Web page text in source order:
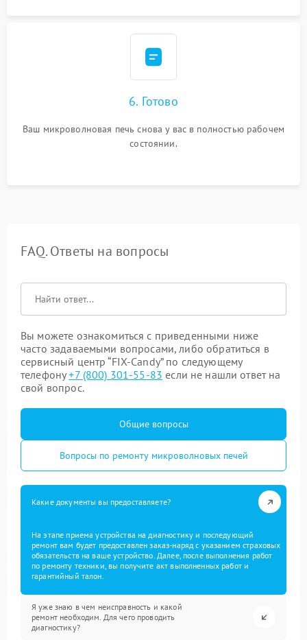
6. Готово
Ваш микроволновая печь снова у вас в полностью рабочем
состоянии.
FAQ. Ответы на вопросы
Вы можете ознакомиться с приведенными ниже
часто задаваемыми вопросами, либо обратиться в
сервисный центр “FIX-Candy” по следующему
телефону+7 (800) 301-55-83 если не нашли ответ на
свой вопрос.
Общие вопросы
Вопросы по ремонту микроволновых печей
Какие документы вы предоставляете?
На этапе приема устройства на диагностику и последующий
ремонт вам будет предоставлен заказ-наряд с указанием страховых
обязательств на ваше устройство. Далее, после выполнения работ
по ремонту техники, вы получите акт выполненных работ и
гарантийный талон.
Я уже знаю в чем неисправность и какой
ремонт необходим. Для чего проводить
диагностику?